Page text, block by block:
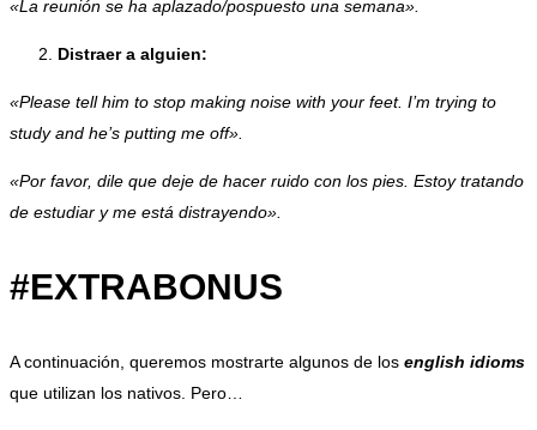
«La reunión se ha aplazado/pospuesto una semana».
Distraer a alguien:
«Please tell him to stop making noise with your feet. I’m trying to
study and he’s putting me off».
«Por favor, dile que deje de hacer ruido con los pies. Estoy tratando
de estudiar y me está distrayendo».
#EXTRABONUS
A continuación, queremos mostrarte algunos de los english idioms
que utilizan los nativos. Pero…